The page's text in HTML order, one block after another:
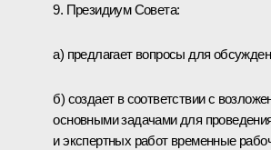
9. Президиум Совета:
а) предлагает вопросы для
б) создает в соответствии с
основными задачами для
и экспертных работ временные